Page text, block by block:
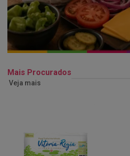
Mais Procurados
Veja mais